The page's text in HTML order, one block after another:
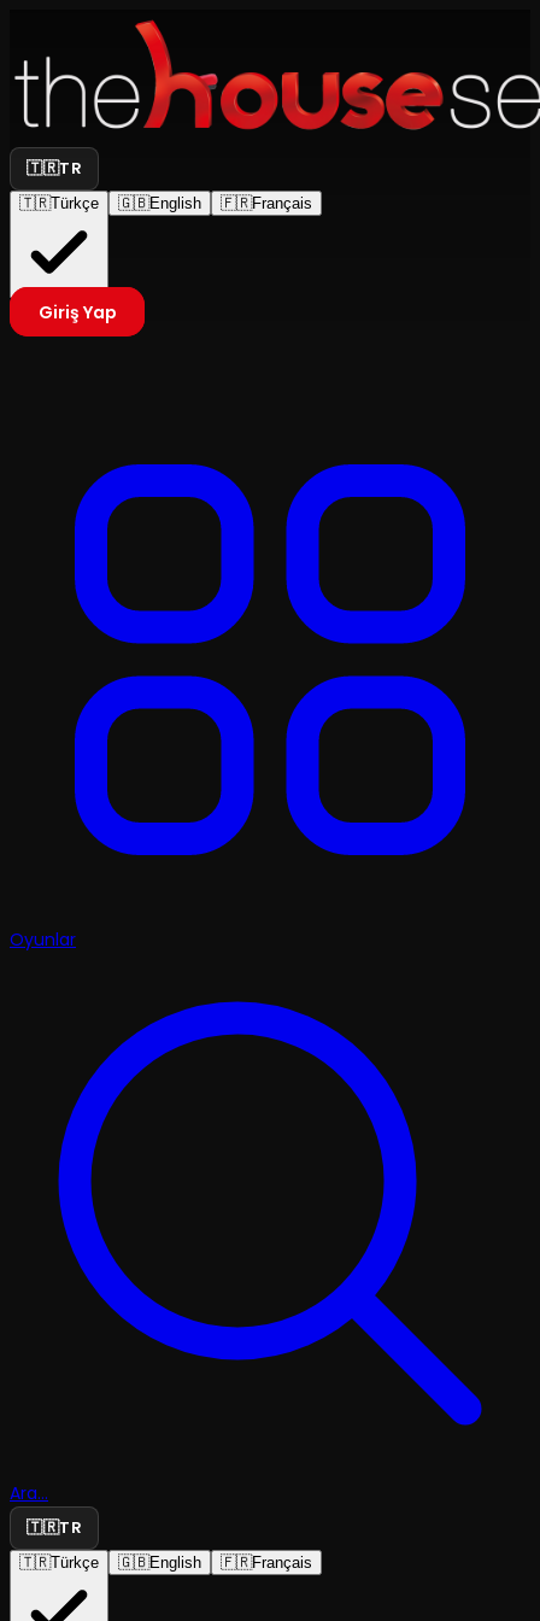
🇹🇷TR
🇹🇷Türkçe 🇬🇧English 🇫🇷Français
Giriş Yap
Oyunlar
Ara...
🇹🇷TR
🇹🇷Türkçe 🇬🇧English 🇫🇷Français